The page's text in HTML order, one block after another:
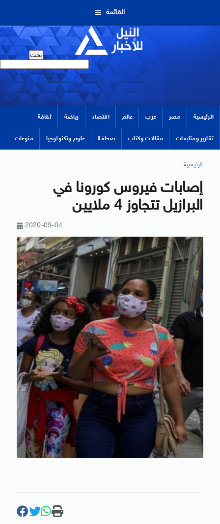
القائمة
الرئيسية مصر عرب عالم اقتصاد رياضة ثقافة
تقارير ومتابعات مقالات وكتاب صحافة علوم وتكنولوجيا منوعات
الرئيسية
إصابات فيروس كورونا في
البرازيل تتجاوز 4 ملايين
2020-09-04